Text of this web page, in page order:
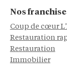
Nos
Coup de cœur
Restauration
Restauration
Immobilier